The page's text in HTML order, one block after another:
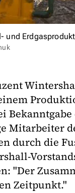
und
Bekanntgabe
Mitarbeiter
durch die
"Der
Zeitpunkt."